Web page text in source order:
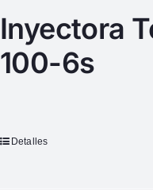
Inyectora
100-6s
Detalles